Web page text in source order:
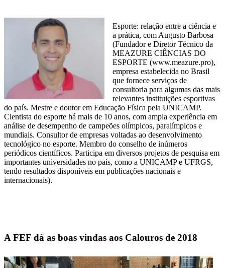
Esporte: relação entre a ciência e
a prática, com Augusto Barbosa
(Fundador e Diretor Técnico da
MEAZURE CIÊNCIAS DO
ESPORTE (www.meazure.pro),
empresa estabelecida no Brasil
que fornece serviços de
consultoria para algumas das mais
relevantes instituições esportivas
do país. Mestre e doutor em Educação Física pela UNICAMP.
Cientista do esporte há mais de 10 anos, com ampla experiência em
análise de desempenho de campeões olímpicos, paralímpicos e
mundiais. Consultor de empresas voltadas ao desenvolvimento
tecnológico no esporte. Membro do conselho de inúmeros
periódicos científicos. Participa em diversos projetos de pesquisa em
importantes universidades no país, como a UNICAMP e UFRGS,
tendo resultados disponíveis em publicações nacionais e
internacionais).
A FEF dá as boas vindas aos Calouros de 2018